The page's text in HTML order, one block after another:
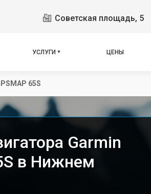
Советская площадь, 5
УСЛУГИ ЦЕНЫ
65S
Garmin
в Нижнем